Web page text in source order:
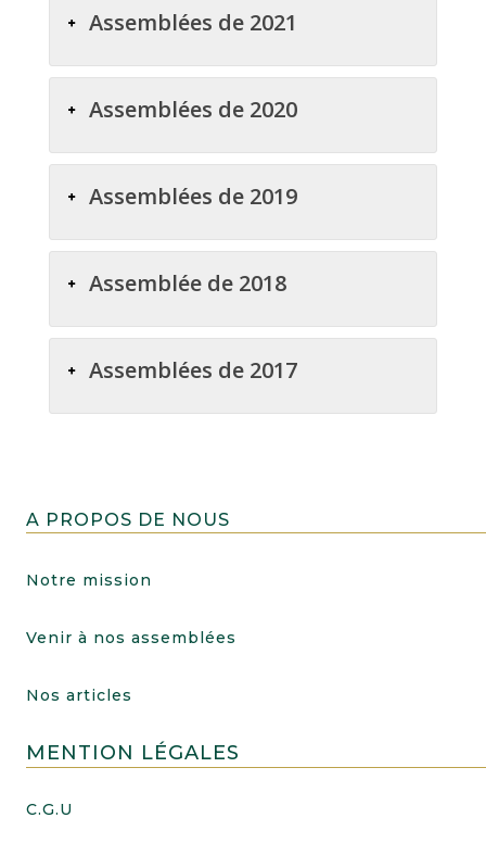
Assemblées de 2021
Assemblées de 2020
Assemblées de 2019
Assemblée de 2018
Assemblées de 2017
A PROPOS DE NOUS
Notre mission
Venir à nos assemblées
Nos articles
MENTION LÉGALES
C.G.U